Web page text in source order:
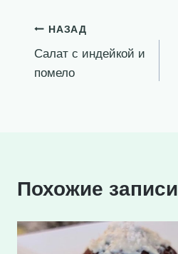
Навигация
по
НАЗАД
Салат с индейкой и
помело
Похожие записи